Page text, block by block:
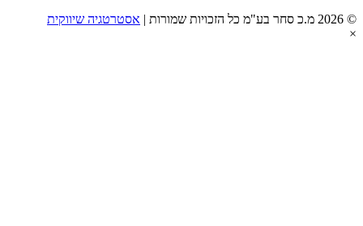
אסטרטגיה שיווקית